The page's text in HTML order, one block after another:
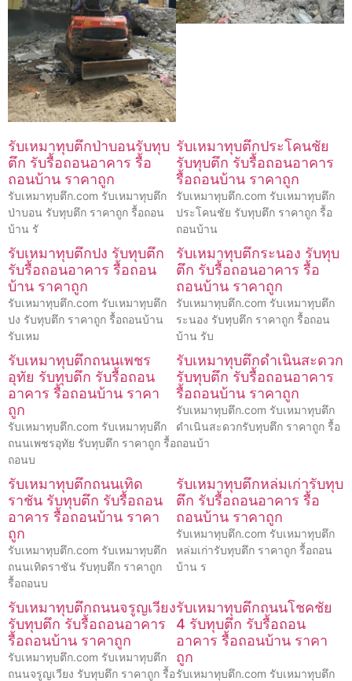
รับเหมาทุบตึกป่าบอนรับทุบ
ตึก รับรื้อถอนอาคาร รื้อ
ถอนบ้าน ราคาถูก
รับเหมาทุบตึก.com รับเหมาทุบตึก
ป่าบอน รับทุบตึก ราคาถูก รื้อถอน
บ้าน รั
รับเหมาทุบตึกประโคนชัย
รับทุบตึก รับรื้อถอนอาคาร
รื้อถอนบ้าน ราคาถูก
รับเหมาทุบตึก.com รับเหมาทุบตึก
ประโคนชัย รับทุบตึก ราคาถูก รื้อ
ถอนบ้าน
รับเหมาทุบตึกปง รับทุบตึก
รับรื้อถอนอาคาร รื้อถอน
บ้าน ราคาถูก
รับเหมาทุบตึก.com รับเหมาทุบตึก
ปง รับทุบตึก ราคาถูก รื้อถอนบ้าน
รับเหม
รับเหมาทุบตึกระนอง รับทุบ
ตึก รับรื้อถอนอาคาร รื้อ
ถอนบ้าน ราคาถูก
รับเหมาทุบตึก.com รับเหมาทุบตึก
ระนอง รับทุบตึก ราคาถูก รื้อถอน
บ้าน รับ
รับเหมาทุบตึกถนนเพชร
อุทัย รับทุบตึก รับรื้อถอน
อาคาร รื้อถอนบ้าน ราคา
ถูก
รับเหมาทุบตึก.com รับเหมาทุบตึก
ถนนเพชรอุทัย รับทุบตึก ราคาถูก รื้อ
ถอนบ
รับเหมาทุบตึกดำเนินสะดวก
รับทุบตึก รับรื้อถอนอาคาร
รื้อถอนบ้าน ราคาถูก
รับเหมาทุบตึก.com รับเหมาทุบตึก
ดำเนินสะดวกรับทุบตึก ราคาถูก รื้อ
ถอนบ้า
รับเหมาทุบตึกถนนเทิด
ราชัน รับทุบตึก รับรื้อถอน
อาคาร รื้อถอนบ้าน ราคา
ถูก
รับเหมาทุบตึก.com รับเหมาทุบตึก
ถนนเทิดราชัน รับทุบตึก ราคาถูก
รื้อถอนบ
รับเหมาทุบตึกหล่มเก่ารับทุบ
ตึก รับรื้อถอนอาคาร รื้อ
ถอนบ้าน ราคาถูก
รับเหมาทุบตึก.com รับเหมาทุบตึก
หล่มเก่ารับทุบตึก ราคาถูก รื้อถอน
บ้าน ร
รับเหมาทุบตึกถนนจรูญเวียง
รับทุบตึก รับรื้อถอนอาคาร
รื้อถอนบ้าน ราคาถูก
รับเหมาทุบตึก.com รับเหมาทุบตึก
ถนนจรูญเวียง รับทุบตึก ราคาถูก รื้อ
รับเหมาทุบตึกถนนโชคชัย
4 รับทุบตึก รับรื้อถอน
อาคาร รื้อถอนบ้าน ราคา
ถูก
รับเหมาทุบตึก.com รับเหมาทุบตึก